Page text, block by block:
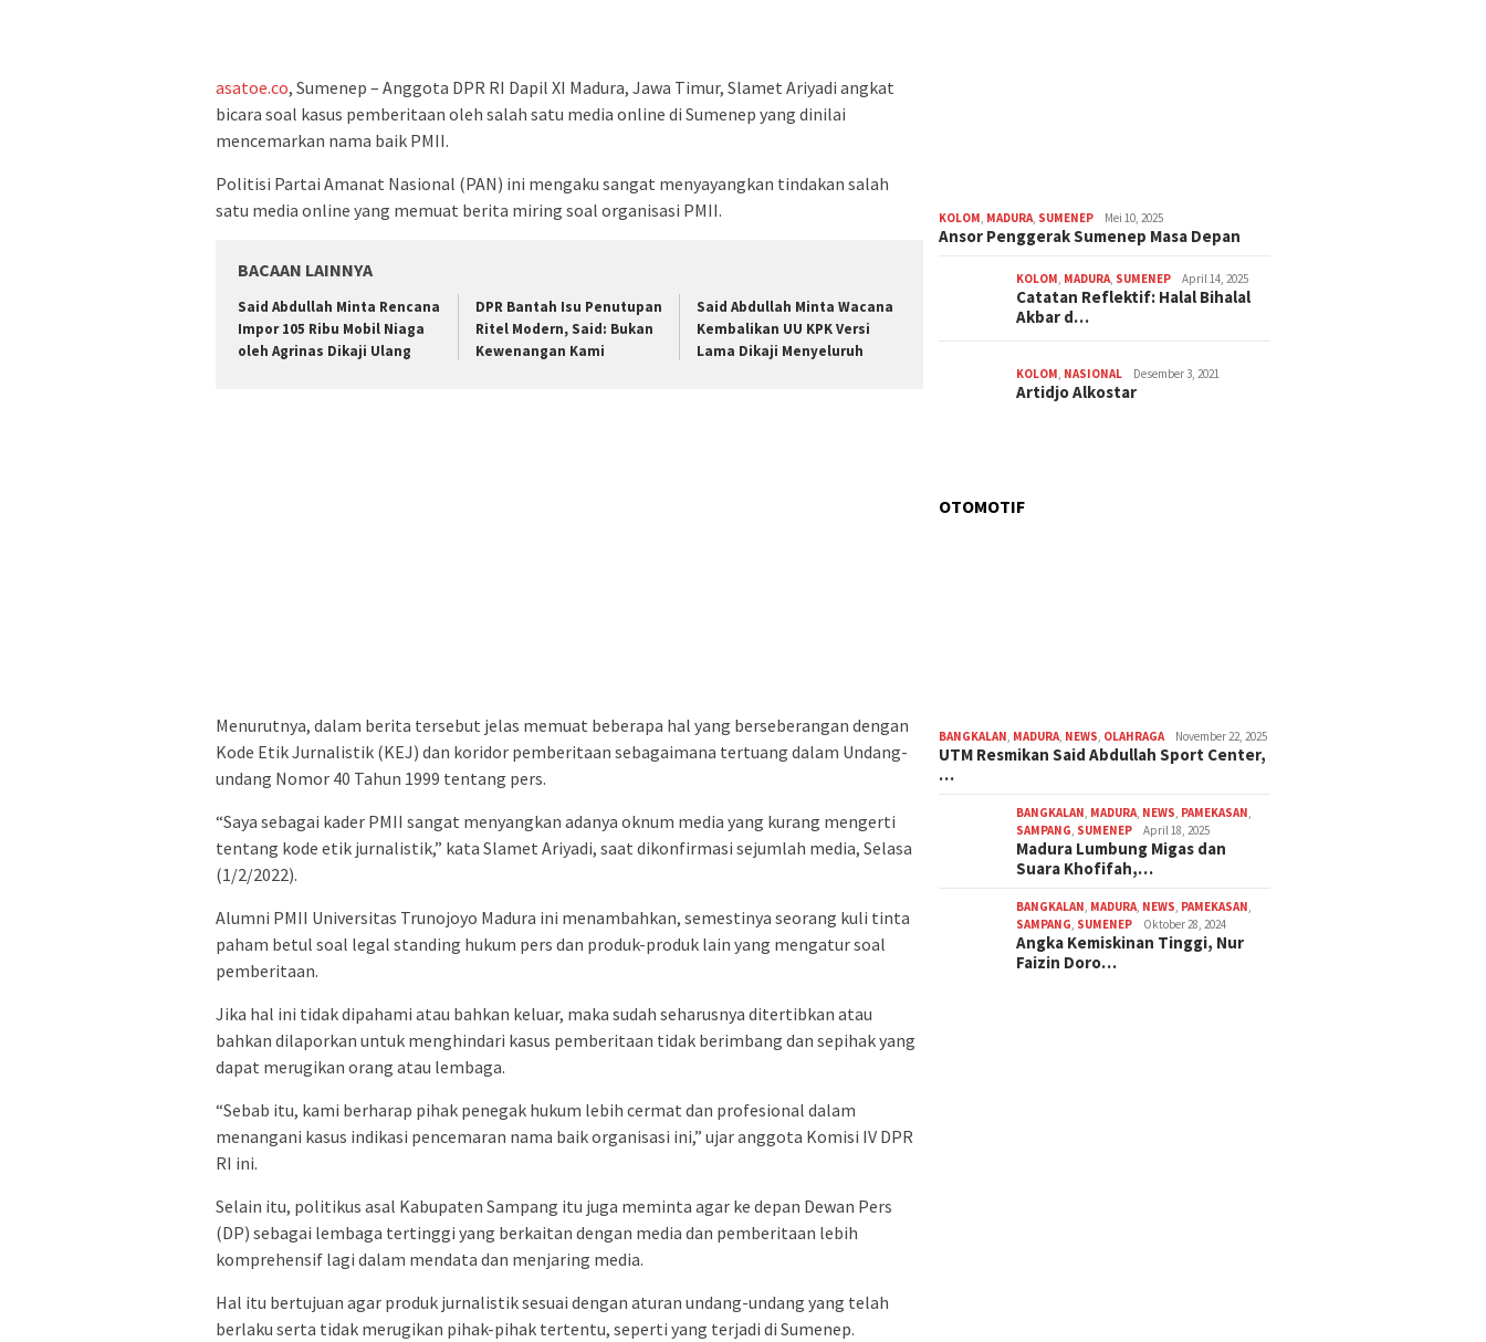
asatoe.co, Sumenep – Anggota DPR RI Dapil XI Madura, Jawa Timur, Slamet Ariyadi angkat
bicara soal kasus pemberitaan oleh salah satu media online di Sumenep yang dinilai
mencemarkan nama baik PMII.
Politisi Partai Amanat Nasional (PAN) ini mengaku sangat menyayangkan tindakan salah
satu media online yang memuat berita miring soal organisasi PMII.
BACAAN LAINNYA
Said Abdullah Minta Rencana
Impor 105 Ribu Mobil Niaga
oleh Agrinas Dikaji Ulang
DPR Bantah Isu Penutupan
Ritel Modern, Said: Bukan
Kewenangan Kami
Said Abdullah Minta Wacana
Kembalikan UU KPK Versi
Lama Dikaji Menyeluruh
Menurutnya, dalam berita tersebut jelas memuat beberapa hal yang berseberangan dengan
Kode Etik Jurnalistik (KEJ) dan koridor pemberitaan sebagaimana tertuang dalam Undang-
undang Nomor 40 Tahun 1999 tentang pers.
“Saya sebagai kader PMII sangat menyangkan adanya oknum media yang kurang mengerti
tentang kode etik jurnalistik,” kata Slamet Ariyadi, saat dikonfirmasi sejumlah media, Selasa
(1/2/2022).
Alumni PMII Universitas Trunojoyo Madura ini menambahkan, semestinya seorang kuli tinta
paham betul soal legal standing hukum pers dan produk-produk lain yang mengatur soal
pemberitaan.
Jika hal ini tidak dipahami atau bahkan keluar, maka sudah seharusnya ditertibkan atau
bahkan dilaporkan untuk menghindari kasus pemberitaan tidak berimbang dan sepihak yang
dapat merugikan orang atau lembaga.
“Sebab itu, kami berharap pihak penegak hukum lebih cermat dan profesional dalam
menangani kasus indikasi pencemaran nama baik organisasi ini,” ujar anggota Komisi IV DPR
RI ini.
Selain itu, politikus asal Kabupaten Sampang itu juga meminta agar ke depan Dewan Pers
(DP) sebagai lembaga tertinggi yang berkaitan dengan media dan pemberitaan lebih
komprehensif lagi dalam mendata dan menjaring media.
Hal itu bertujuan agar produk jurnalistik sesuai dengan aturan undang-undang yang telah
berlaku serta tidak merugikan pihak-pihak tertentu, seperti yang terjadi di Sumenep.
KOLOM MADURA SUMENEP Mei 10, 2025
Ansor Penggerak Sumenep Masa Depan
KOLOM MADURA SUMENEP April 14, 2025
Catatan Reflektif: Halal Bihalal
Akbar d…
KOLOM NASIONAL Desember 3, 2021
Artidjo Alkostar
OTOMOTIF
BANGKALAN, MADURA, NEWS, OLAHRAGA November 22, 2025
UTM Resmikan Said Abdullah Sport Center,
…
BANGKALAN, MADURA, NEWS, PAMEKASAN,
SAMPANG, SUMENEP April 18, 2025
Madura Lumbung Migas dan
Suara Khofifah,…
BANGKALAN, MADURA, NEWS, PAMEKASAN,
SAMPANG, SUMENEP Oktober 28, 2024
Angka Kemiskinan Tinggi, Nur
Faizin Doro…